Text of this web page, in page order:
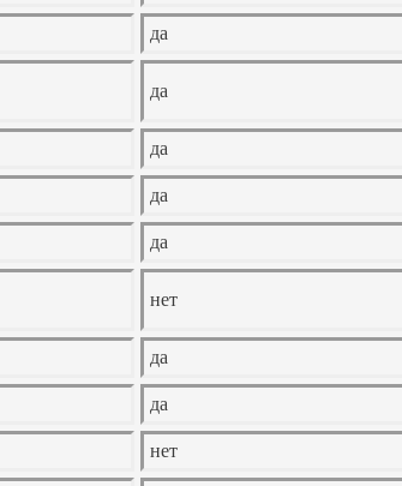
да
да
да
да
да
нет
да
да
нет